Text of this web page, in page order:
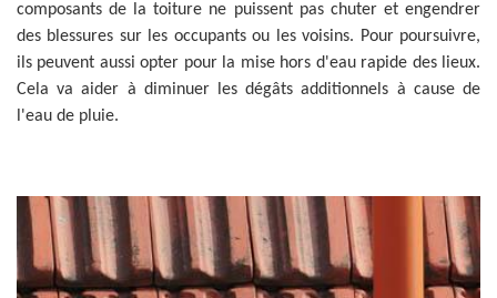
composants de la toiture ne puissent pas chuter et engendrer
des blessures sur les occupants ou les voisins. Pour poursuivre,
ils peuvent aussi opter pour la mise hors d'eau rapide des lieux.
Cela va aider à diminuer les dégâts additionnels à cause de
l'eau de pluie.